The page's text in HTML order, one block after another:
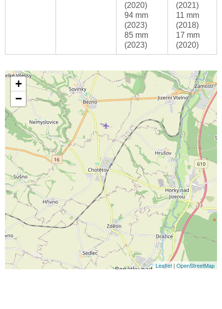
(2020)
94 mm
(2023)
85 mm
(2023)
(2021)
11 mm
(2018)
17 mm
(2020)
+
−
Leaflet | OpenStreetMap